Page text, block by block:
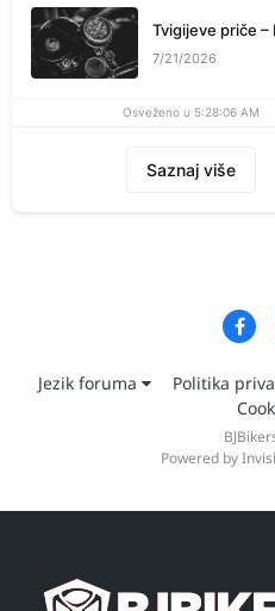
Tvigijeve priče –
7/21/2026
Osveženo u 5:28:06 AM
Saznaj više
Jezik foruma Politika
Powered by